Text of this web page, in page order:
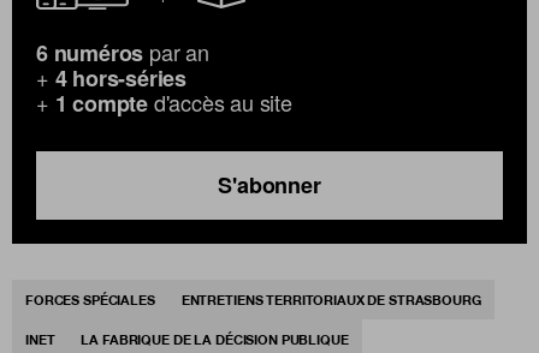
6 numéros par an
+ 4 hors-séries
+ 1 compted'accès au site
S'abonner
FORCES SPÉCIALES ENTRETIENS TERRITORIAUX DE STRASBOURG
INET LA FABRIQUE DE LA DÉCISION PUBLIQUE